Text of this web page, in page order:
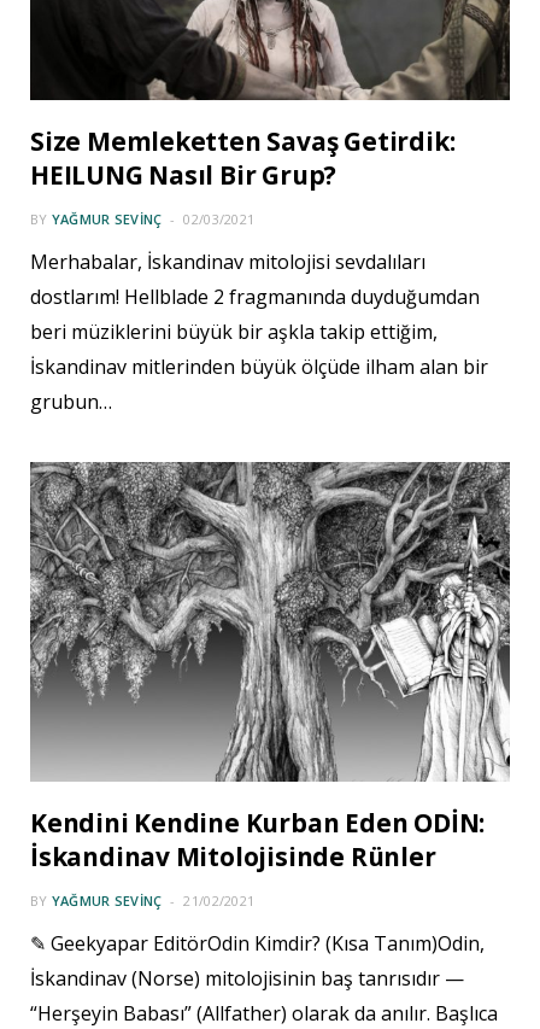
Size Memleketten Savaş Getirdik:
HEILUNG Nasıl Bir Grup?
BY YAĞMUR SEVINÇ 02/03/2021
Merhabalar, İskandinav mitolojisi sevdalıları
dostlarım! Hellblade 2 fragmanında duyduğumdan
beri müziklerini büyük bir aşkla takip ettiğim,
İskandinav mitlerinden büyük ölçüde ilham alan bir
grubun…
Kendini Kendine Kurban Eden ODİN:
İskandinav Mitolojisinde Rünler
BY YAĞMUR SEVINÇ 21/02/2021
✎ Geekyapar EditörOdin Kimdir? (Kısa Tanım)Odin,
İskandinav (Norse) mitolojisinin baş tanrısıdır —
“Herşeyin Babası” (Allfather) olarak da anılır. Başlıca